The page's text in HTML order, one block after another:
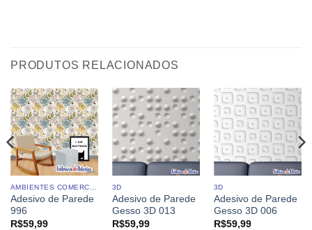
PRODUTOS RELACIONADOS
Adesivo de Parede
996
R$59,99
3D
Adesivo de Parede
Gesso 3D 013
R$59,99
3D
Adesivo de Parede
Gesso 3D 006
R$59,99